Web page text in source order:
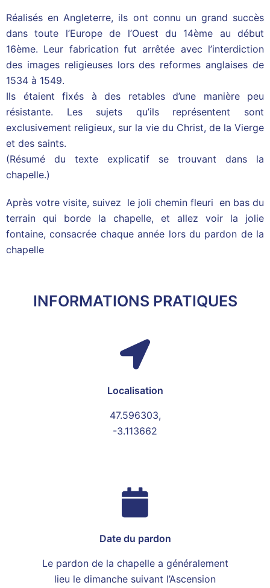
Réalisés en Angleterre, ils ont connu un grand succès
dans toute l’Europe de l’Ouest du 14ème au début
16ème. Leur fabrication fut arrêtée avec l’interdiction
des images religieuses lors des reformes anglaises de
1534 à 1549.
Ils étaient fixés à des retables d’une manière peu
résistante. Les sujets qu’ils représentent sont
exclusivement religieux, sur la vie du Christ, de la Vierge
et des saints.
(Résumé du texte explicatif se trouvant dans la
chapelle.)
Après votre visite, suivez le joli chemin fleuri en bas du
terrain qui borde la chapelle, et allez voir la jolie
fontaine, consacrée chaque année lors du pardon de la
chapelle
INFORMATIONS PRATIQUES
Localisation
47.596303,
-3.113662
Date du pardon
Le pardon de la chapelle a généralement
lieu le dimanche suivant l’Ascension